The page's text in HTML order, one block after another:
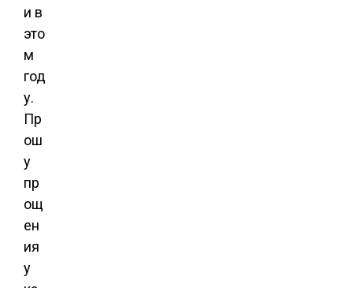
и в
это
м
год
у.
Пр
ош
у
пр
ощ
ен
ия
у